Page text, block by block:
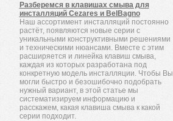
Разберемся в клавишах смыва для
инсталляций Cezares и BelBagno
Наш ассортимент инсталляций постоянно
растёт, появляются новые серии с
уникальными конструктивными решениями
и техническими нюансами. Вместе с этим
расширяется и линейка клавиш смыва,
каждая из которых разработана под
конкретную модель инсталляции. Чтобы Вы
могли быстро и безошибочно подобрать
нужный вариант, в этой статье мы
систематизируем информацию и
расскажем, какая клавиша смыва к какой
серии подходит.